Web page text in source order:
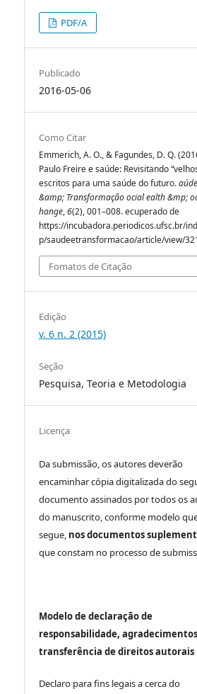
PDF/A
Publicado
2016-05-06
Como Citar
Emmerich, A. O., & Fagundes, D. Q.
Paulo Freire e saúde: Revisitando
escritos para uma saúde do futuro.aúde
&amp; Transformação ocial ealth &mp;
hange,6(2), 001–008. ecuperado de
https://incubadora.periodicos.ufsc.br/
p/saudeetransformacao/article/view/
Fomatos de Citação
Edição
v. 6 n. 2 (2015)
Seção
Pesquisa, Teoria e Metodologia
Licença
Da submissão, os autores deverão
encaminhar cópia digitalizada do
documento assinados por todos os
do manuscrito, conforme modelo
segue, nos documentos
que constam no processo de
Modelo de declaração de
responsabilidade,
transferência de direitos autorais
Declaro para fins legais a cerca do